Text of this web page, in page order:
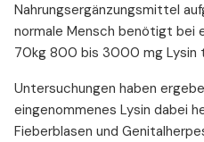
Nahrungsergänzungsmittel
normale Mensch benötigt bei
70kg 800 bis 3000 mg Lysin
Untersuchungen haben
eingenommenes Lysin dabei
Fieberblasen und